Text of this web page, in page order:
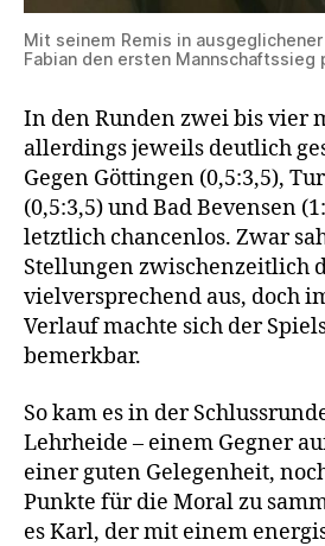
Mit seinem Remis in
Fabian den ersten Mannschaftssieg
In den Runden zwei bis vier
allerdings jeweils deutlich
Gegen Göttingen (0,5:3,5),
(0,5:3,5) und Bad Bevensen
letztlich chancenlos. Zwar
Stellungen zwischenzeitlich
vielversprechend aus, doch
Verlauf machte sich der
bemerkbar.
So kam es in der
Lehrheide – einem Gegner
einer guten Gelegenheit,
Punkte für die Moral zu
es Karl, der mit einem